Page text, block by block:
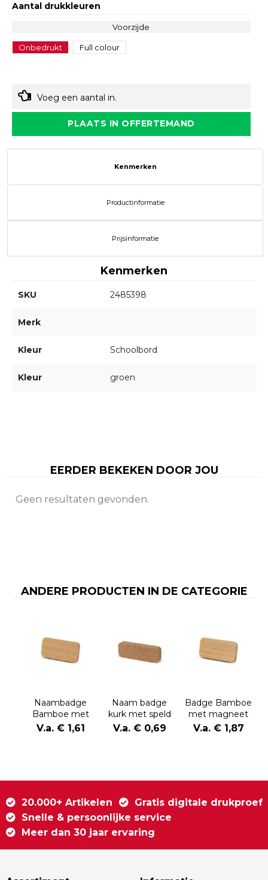
Aantal drukkleuren
Voorzijde
Onbedrukt Full colour
Voeg een aantal in.
PLAATS IN OFFERTEMAND
Kenmerken
Productinformatie
Prijsinformatie
Kenmerken
SKU 2485398
Merk
Kleur Schoolbord
Kleur groen
EERDER BEKEKEN DOOR JOU
Geen resultaten gevonden.
ANDERE PRODUCTEN IN DE CATEGORIE
Naambadge
Bamboe met
speld
V.a. € 1,61
Naam badge
kurk met speld
V.a. € 0,69
Badge Bamboe
met magneet
V.a. € 1,87
20.000+ Artikelen
Gratis digitale drukproef
Snelle & persoonlijke service
Meer dan 30 jaar ervaring